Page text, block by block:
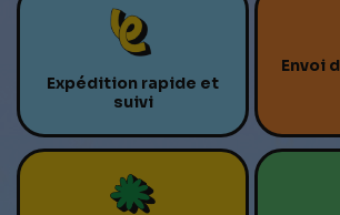
Expédition rapide et
suivi
Envoi